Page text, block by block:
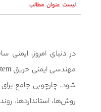
لیست عنوان مطالب
در دنیای امروز،
شود. چارچوبی جامع
روش‌ها، استانداردها،